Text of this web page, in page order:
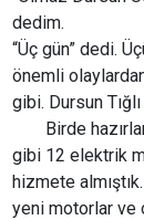
dedim.
“Üç gün” dedi.
önemli
gibi. Dursun
Birde
gibi 12 elektrik
hizmete
yeni motorlar ve